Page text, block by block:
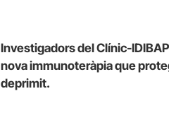
Investigadors del Clínic-
nova immunoteràpia que
deprimit.